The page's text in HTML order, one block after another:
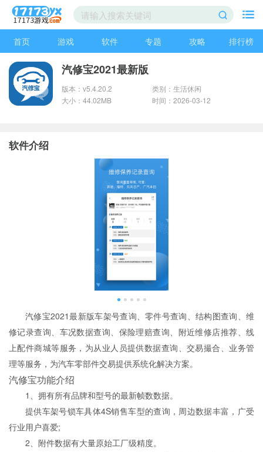
首页 游戏 软件 专题 攻略 排行榜
汽修宝2021最新版
版本：v5.4.20.2
类别：生活休闲
大小：44.02MB
时间：2026-03-12
软件介绍
汽修宝2021最新版车架号查询、零件号查询、结构图查询、维
修记录查询、车况数据查询、保险理赔查询、附近维修店推荐、线
上配件商城等服务，为从业人员提供数据查询、交易撮合、业务管
理等服务，为汽车零部件交易提供系统化解决方案。
汽修宝功能介绍
1、拥有所有品牌和型号的最新帧数数据。
提供车架号锁车具体4S销售车型的查询，周边数据丰富，广受
行业用户喜爱;
2、附件数据有大量原始工厂级精度。